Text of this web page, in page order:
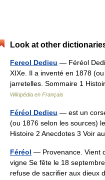
Look at other
Fereol Dedieu — Féréol
XIXe. Il a inventé en 1878
jarretelles. Sommaire 1
Wikipédia en Français
Féréol Dedieu — est un
(ou 1876 selon les sources)
Histoire 2 Anecdotes 3 Voir
Féréol — Provenance. Vient
vigne Se fête le 18
refuse de sacrifier aux dieux